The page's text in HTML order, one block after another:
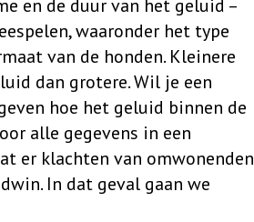
en de duur van het geluid –
waaronder het type
van de honden. Kleinere
dan grotere. Wil je een
hoe het geluid binnen de
alle gegevens in een
er klachten van omwonenden
In dat geval gaan we